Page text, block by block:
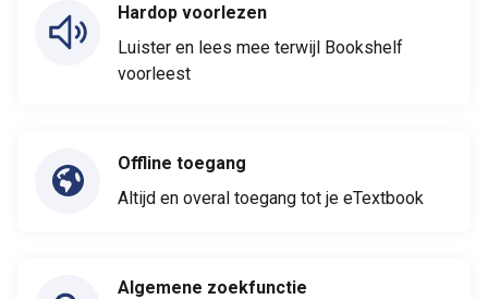
Hardop voorlezen
Luister en lees mee terwijl Bookshelf
voorleest
Offline toegang
Altijd en overal toegang tot je eTextbook
Algemene zoekfunctie